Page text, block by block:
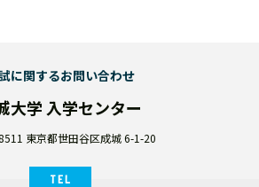
に関するお問い合わせ
大学 入学センター
東京都世田谷区成城 6-1-20
TEL